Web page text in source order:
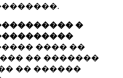
�
���� ��
�� �������
�� ������